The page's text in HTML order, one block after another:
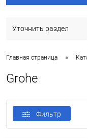
Уточнить раздел
Главная страница •
Grohe
Фильтр